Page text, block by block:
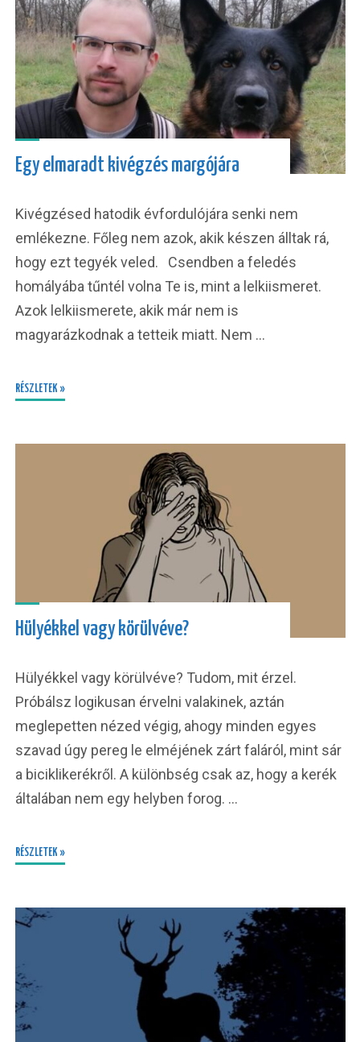
Egy elmaradt kivégzés margójára
Kivégzésed hatodik évfordulójára senki nem
emlékezne. Főleg nem azok, akik készen álltak rá,
hogy ezt tegyék veled. Csendben a feledés
homályába tűntél volna Te is, mint a lelkiismeret.
Azok lelkiismerete, akik már nem is
magyarázkodnak a tetteik miatt. Nem …
RÉSZLETEK »
Hülyékkel vagy körülvéve?
Hülyékkel vagy körülvéve? Tudom, mit érzel.
Próbálsz logikusan érvelni valakinek, aztán
meglepetten nézed végig, ahogy minden egyes
szavad úgy pereg le elméjének zárt faláról, mint sár
a biciklikerékről. A különbség csak az, hogy a kerék
általában nem egy helyben forog. …
RÉSZLETEK »